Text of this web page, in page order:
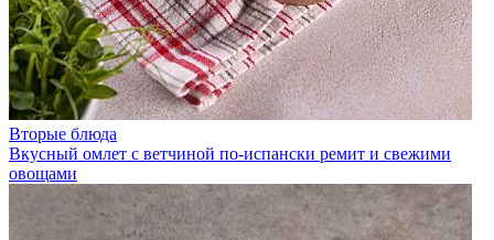
Вторые блюда
Вкусный омлет с ветчиной по-испански ремит и свежими
овощами